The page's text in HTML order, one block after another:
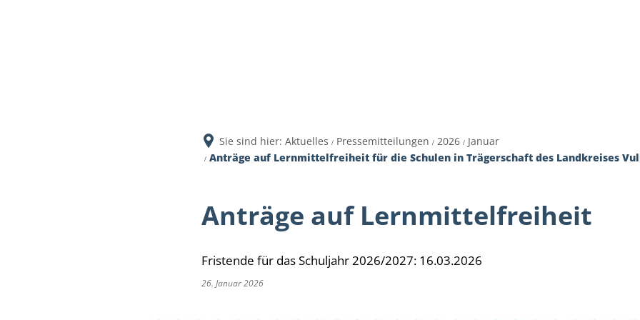
Sie sind hier: Aktuelles Pressemitteilungen 2026
Januar
Anträge auf Lernmittelfreiheit für die Schulen in Trägerschaft des Landkreises
Anträge auf Lernmittelfreiheit
Fristende für das Schuljahr 2026/2027: 16.03.2026
26. Januar 2026